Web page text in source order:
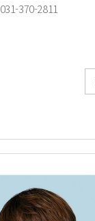
031-370-2811